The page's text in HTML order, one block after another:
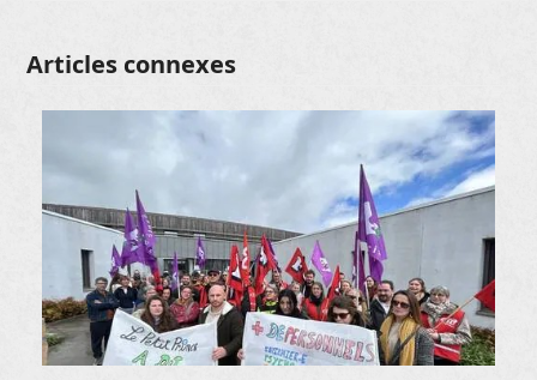
Articles connexes